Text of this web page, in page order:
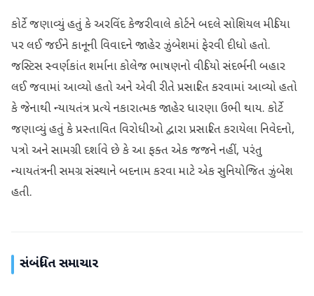
કોર્ટે જણાવ્યું હતું કે અરવિંદ કેજરીવાલે કોર્ટને બદલે સોશિયલ મીડિયા
પર લઈ જઈને કાનૂની વિવાદને જાહેર ઝુંબેશમાં ફેરવી દીધો હતો.
જસ્ટિસ સ્વર્ણકાંત શર્માના કોલેજ ભાષણનો વીડિયો સંદર્ભની બહાર
લઈ જવામાં આવ્યો હતો અને એવી રીતે પ્રસારિત કરવામાં આવ્યો હતો
કે જેનાથી ન્યાયતંત્ર પ્રત્યે નકારાત્મક જાહેર ધારણા ઉભી થાય. કોર્ટે
જણાવ્યું હતું કે પ્રસ્તાવિત વિરોધીઓ દ્વારા પ્રસારિત કરાયેલા નિવેદનો,
પત્રો અને સામગ્રી દર્શાવે છે કે આ ફક્ત એક જજને નહીં, પરંતુ
ન્યાયતંત્રની સમગ્ર સંસ્થાને બદનામ કરવા માટે એક સુનિયોજિત ઝુંબેશ
હતી.
સંબંધિત સમાચાર